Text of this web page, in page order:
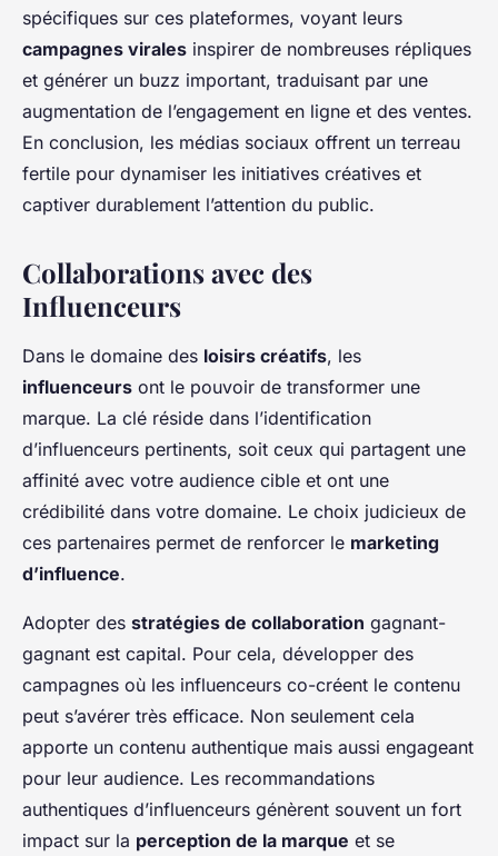
spécifiques sur ces plateformes, voyant leurs
campagnes virales inspirer de nombreuses répliques
et générer un buzz important, traduisant par une
augmentation de l’engagement en ligne et des ventes.
En conclusion, les médias sociaux offrent un terreau
fertile pour dynamiser les initiatives créatives et
captiver durablement l’attention du public.
Collaborations avec des
Influenceurs
Dans le domaine des loisirs créatifs, les
influenceurs ont le pouvoir de transformer une
marque. La clé réside dans l’identification
d’influenceurs pertinents, soit ceux qui partagent une
affinité avec votre audience cible et ont une
crédibilité dans votre domaine. Le choix judicieux de
ces partenaires permet de renforcer le marketing
d’influence.
Adopter des stratégies de collaboration gagnant-
gagnant est capital. Pour cela, développer des
campagnes où les influenceurs co-créent le contenu
peut s’avérer très efficace. Non seulement cela
apporte un contenu authentique mais aussi engageant
pour leur audience. Les recommandations
authentiques d’influenceurs génèrent souvent un fort
impact sur la perception de la marque et se